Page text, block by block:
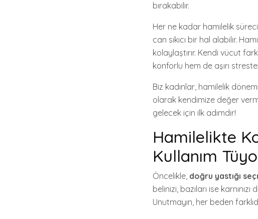
bırakabilir.
Her ne kadar hamilelik
can sıkıcı bir hal alabilir.
kolaylaştırır. Kendi vücut
konforlu hem de aşırı
Biz kadınlar, hamilelik
olarak kendimize değer
gelecek için ilk adımdır!
Hamilelikte
Kullanım
Öncelikle, doğru yastığı
belinizi, bazıları ise
Unutmayın, her beden